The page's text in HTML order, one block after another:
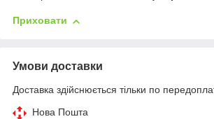
Приховати
Умови доставки
Доставка здійснюється тільки по
Нова Пошта